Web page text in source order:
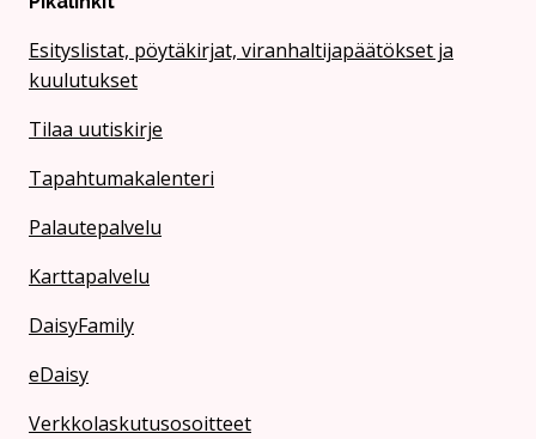
Esityslistat, pöytäkirjat, viranhaltijapäätökset ja
kuulutukset
Tilaa uutiskirje
Tapahtumakalenteri
Palautepalvelu
Karttapalvelu
DaisyFamily
eDaisy
Verkkolaskutusosoitteet